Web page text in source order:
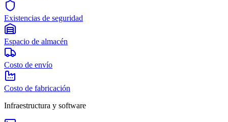
Existencias de seguridad
Espacio de almacén
Costo de envío
Costo de fabricación
Infraestructura y software